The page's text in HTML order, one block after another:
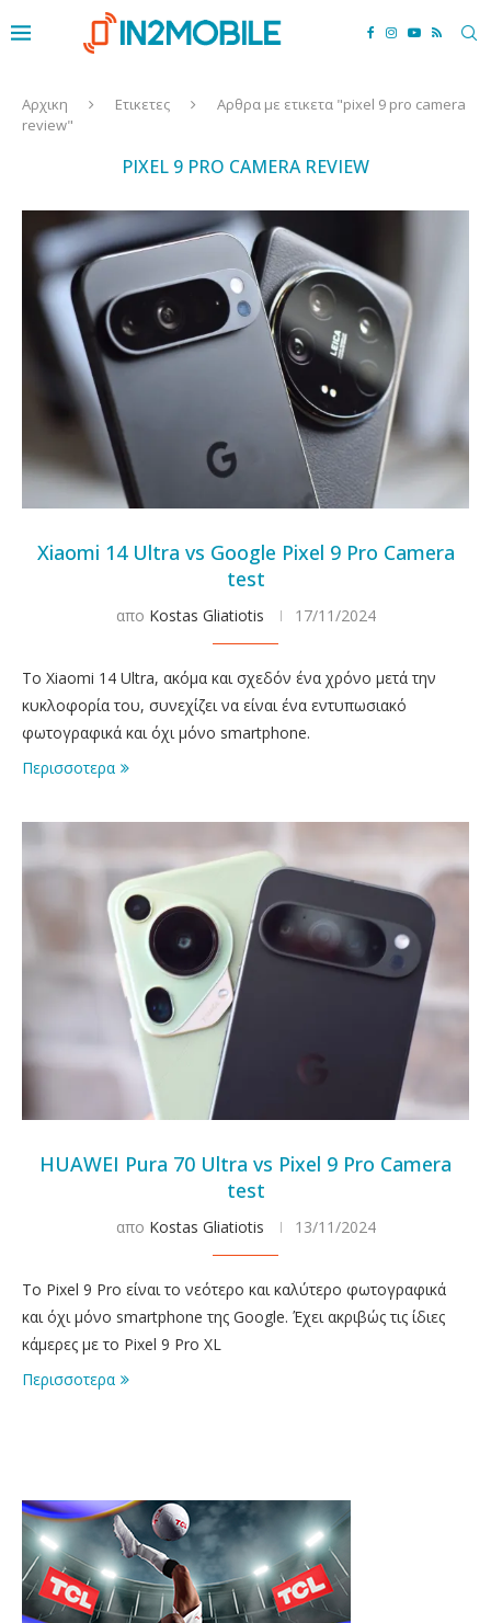
Αρχικη Ετικετες
Αρθρα με ετικετα "pixel 9 pro camera
review"
PIXEL 9 PRO CAMERA REVIEW
Xiaomi 14 Ultra vs Google Pixel 9 Pro Camera
test
απο Kostas Gliatiotis 17/11/2024
To Xiaomi 14 Ultra, ακόμα και σχεδόν ένα χρόνο μετά την
κυκλοφορία του, συνεχίζει να είναι ένα εντυπωσιακό
φωτογραφικά και όχι μόνο smartphone.
Περισσοτερα
HUAWEI Pura 70 Ultra vs Pixel 9 Pro Camera
test
απο Kostas Gliatiotis 13/11/2024
To Pixel 9 Pro είναι το νεότερο και καλύτερο φωτογραφικά
και όχι μόνο smartphone της Google. Έχει ακριβώς τις ίδιες
κάμερες με το Pixel 9 Pro XL
Περισσοτερα